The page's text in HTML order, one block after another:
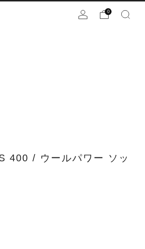
0
400 / ウールパワー ソッ